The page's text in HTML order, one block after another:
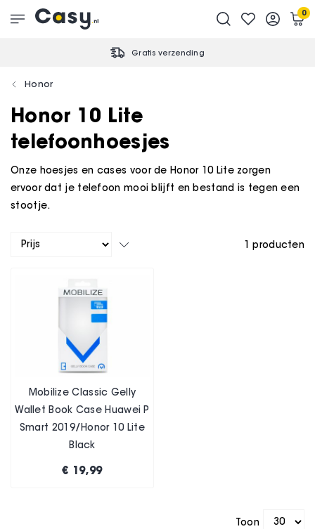
Gratis verzending
0
Honor
Honor 10 Lite
telefoonhoesjes
Onze hoesjes en cases voor de Honor 10 Lite zorgen
ervoor dat je telefoon mooi blijft en bestand is tegen een
stootje.
1 producten
Mobilize Classic Gelly
Wallet Book Case Huawei P
Smart 2019/Honor 10 Lite
Black
€ 19,99
Toon